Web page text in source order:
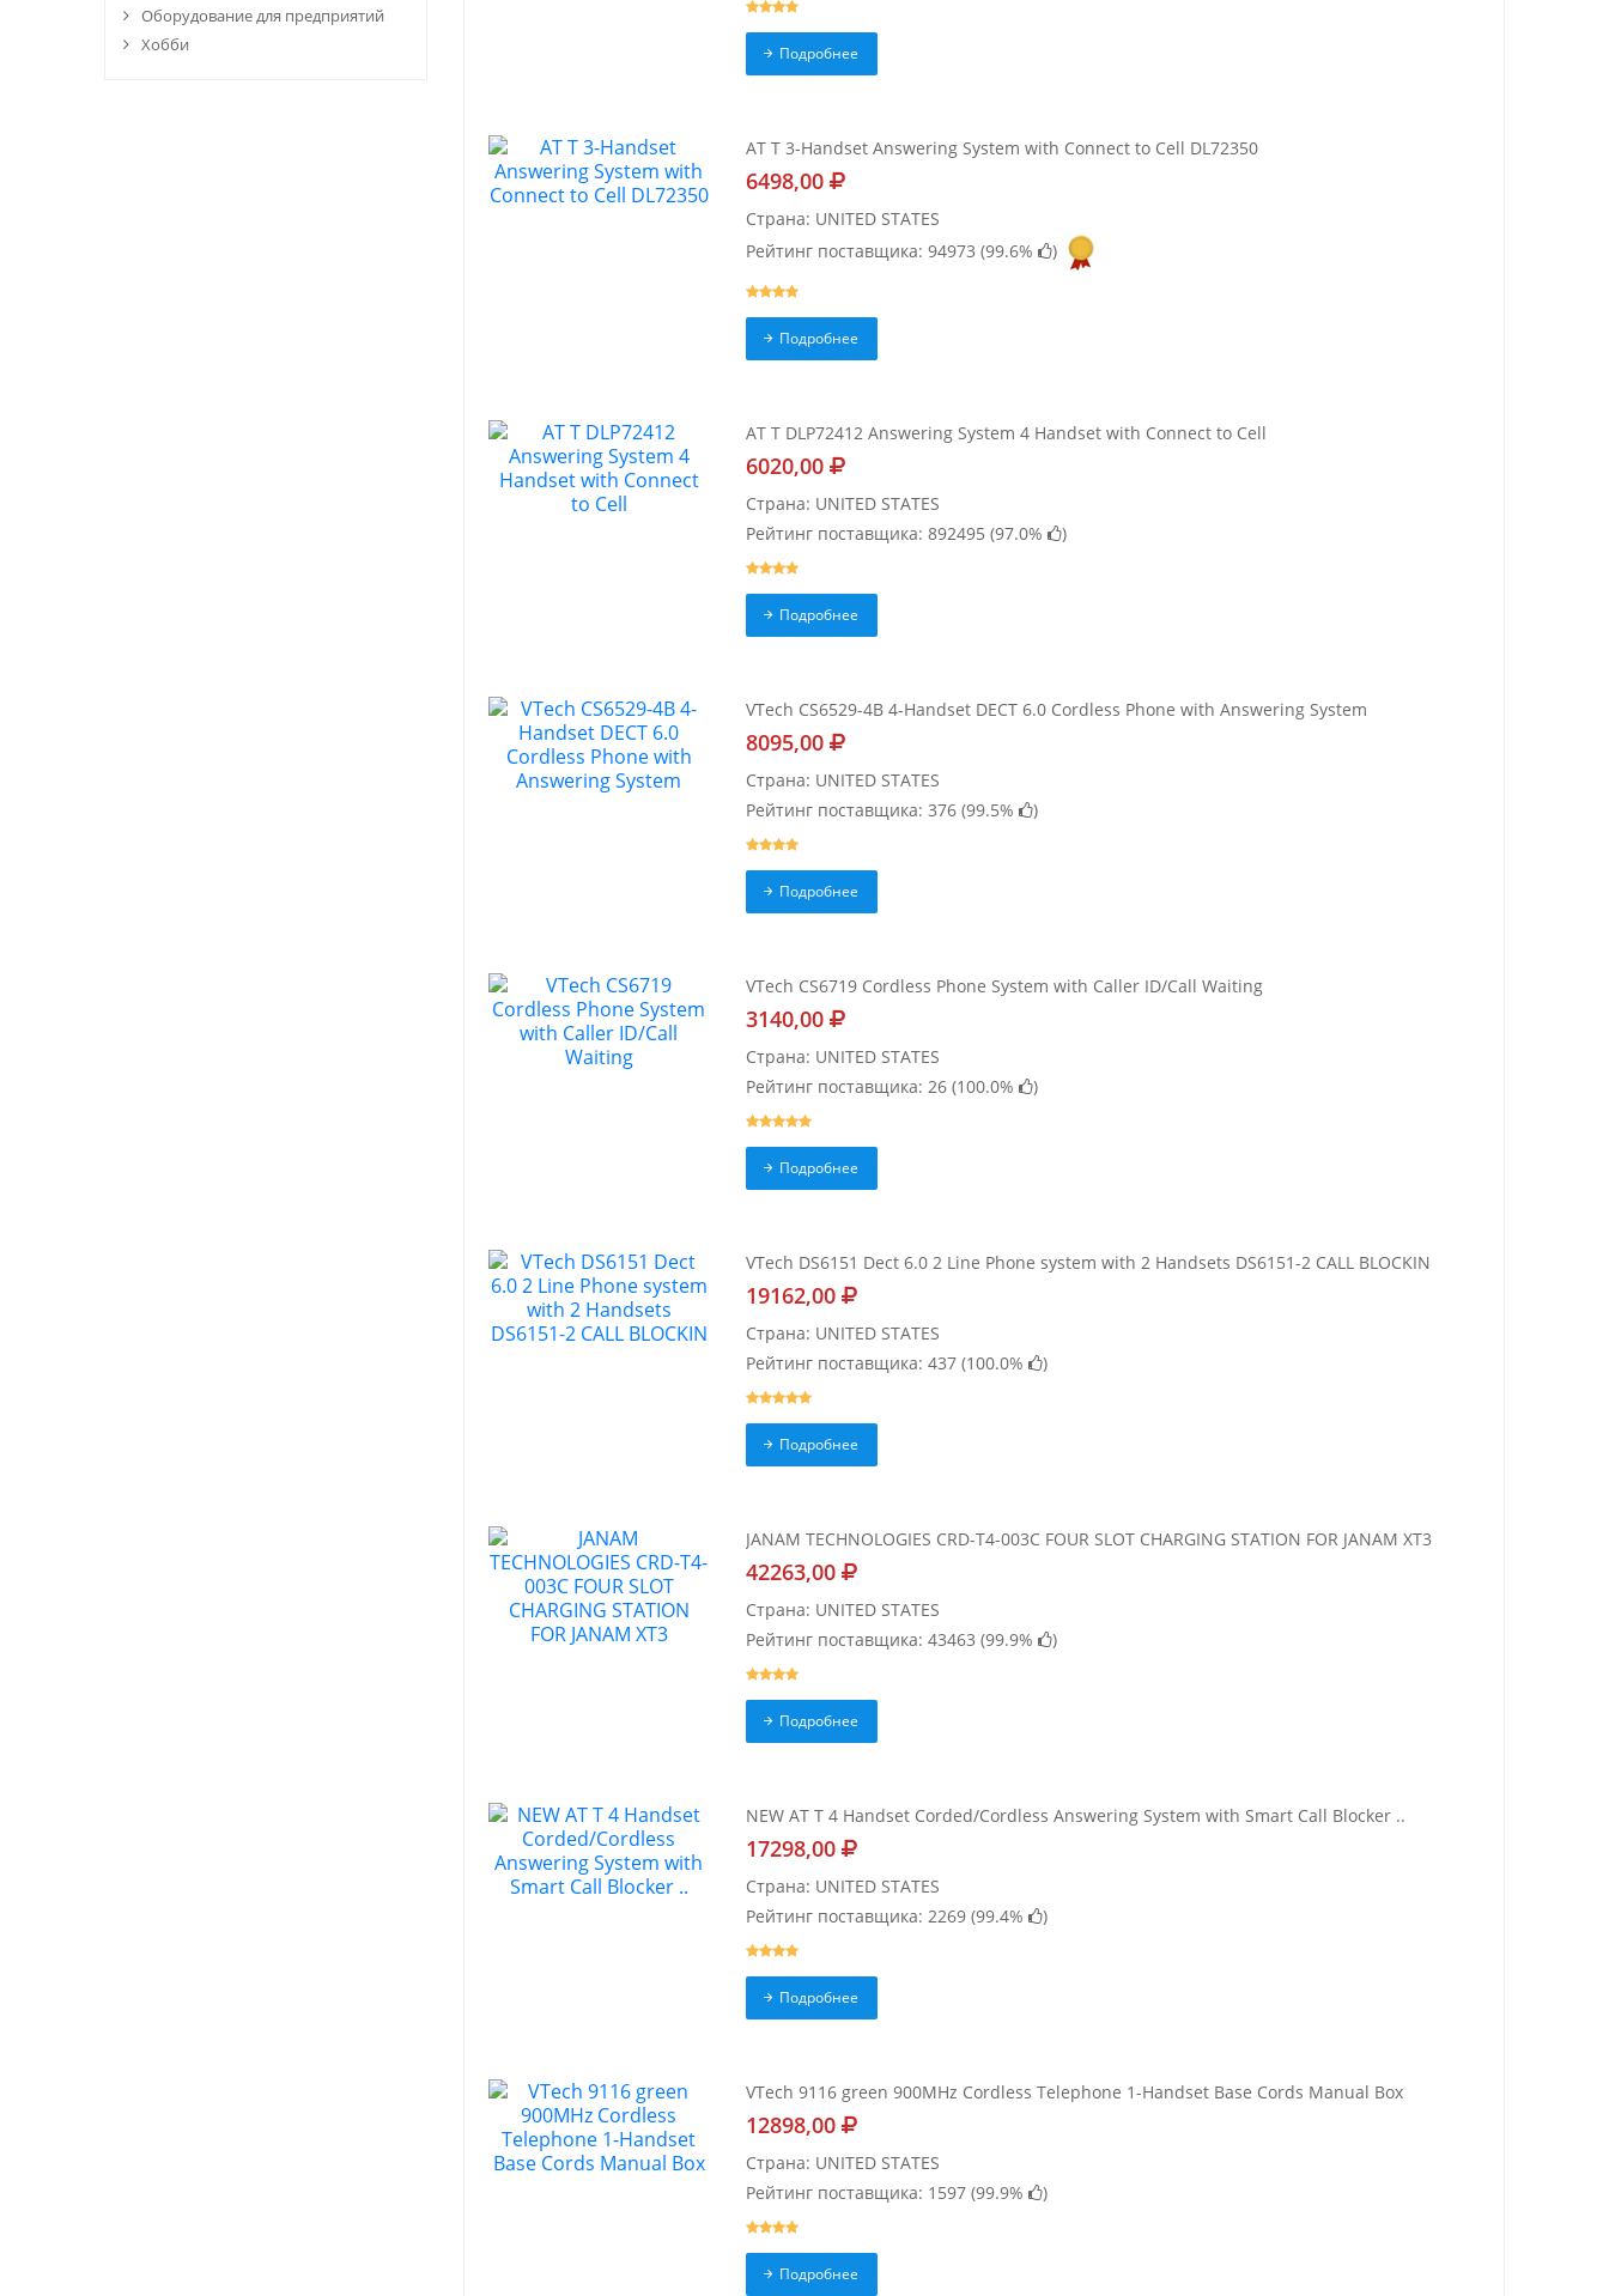
Оборудование для предприятий
Хобби
Подробнее
AT T 3-Handset Answering System with Connect to Cell DL72350
6498,00
Страна: UNITED STATES
Рейтинг поставщика: 94973 (99.6% )
Подробнее
AT T DLP72412 Answering System 4 Handset with Connect to Cell
6020,00
Страна: UNITED STATES
Рейтинг поставщика: 892495 (97.0% )
Подробнее
VTech CS6529-4B 4-Handset DECT 6.0 Cordless Phone with Answering System
8095,00
Страна: UNITED STATES
Рейтинг поставщика: 376 (99.5% )
Подробнее
VTech CS6719 Cordless Phone System with Caller ID/Call Waiting
3140,00
Страна: UNITED STATES
Рейтинг поставщика: 26 (100.0% )
Подробнее
VTech DS6151 Dect 6.0 2 Line Phone system with 2 Handsets DS6151-2 CALL BLOCKIN
19162,00
Страна: UNITED STATES
Рейтинг поставщика: 437 (100.0% )
Подробнее
JANAM TECHNOLOGIES CRD-T4-003C FOUR SLOT CHARGING STATION FOR JANAM XT3
42263,00
Страна: UNITED STATES
Рейтинг поставщика: 43463 (99.9% )
Подробнее
NEW AT T 4 Handset Corded/Cordless Answering System with Smart Call Blocker ..
17298,00
Страна: UNITED STATES
Рейтинг поставщика: 2269 (99.4% )
Подробнее
VTech 9116 green 900MHz Cordless Telephone 1-Handset Base Cords Manual Box
12898,00
Страна: UNITED STATES
Рейтинг поставщика: 1597 (99.9% )
Подробнее